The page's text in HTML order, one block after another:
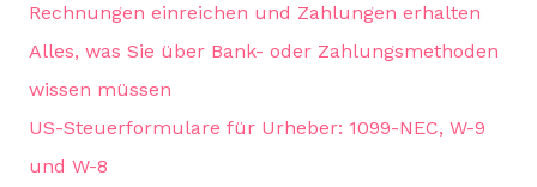
Rechnungen einreichen und Zahlungen erhalten
Alles, was Sie über Bank- oder Zahlungsmethoden
wissen müssen
US-Steuerformulare für Urheber: 1099-NEC, W-9
und W-8